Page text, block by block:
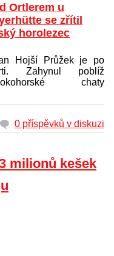
Ortlerem u
se zřítil
horolezec
Hojší Průžek je po
Zahynul poblíž
chaty
0 příspěvků v diskuzi
milionů kešek